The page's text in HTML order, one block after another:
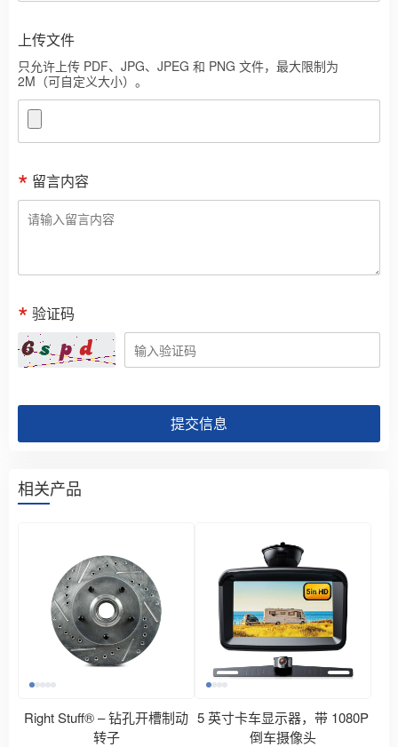
上传文件
只允许上传 PDF、JPG、JPEG 和 PNG 文件，最大限制为
2M（可自定义大小）。
留言内容
验证码
提交信息
相关产品
Right Stuff® – 钻孔开槽制动
转子
5 英寸卡车显示器，带 1080P
倒车摄像头